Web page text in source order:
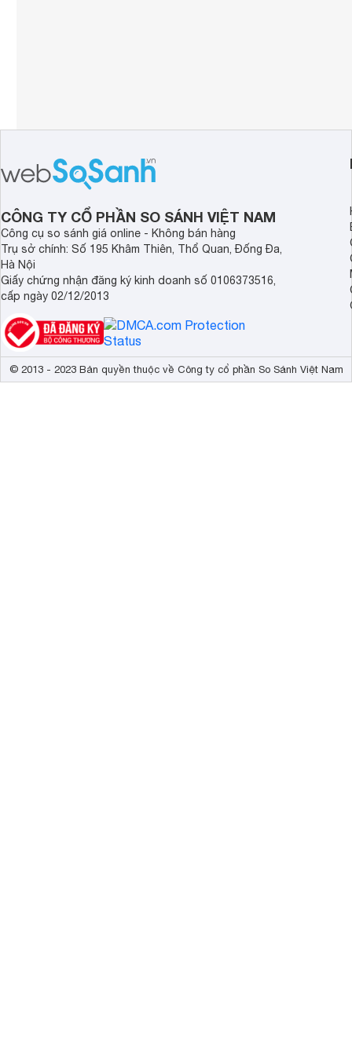
CÔNG TY CỔ PHẦN SO SÁNH VIỆT NAM
Công cụ so sánh giá online - Không bán hàng
Trụ sở chính: Số 195 Khâm Thiên, Thổ Quan, Đống Đa,
Hà Nội
Giấy chứng nhận đăng ký kinh doanh số 0106373516,
cấp ngày 02/12/2013
© 2013 - 2023 Bản quyền thuộc về Công ty cổ phần So Sánh Việt Nam